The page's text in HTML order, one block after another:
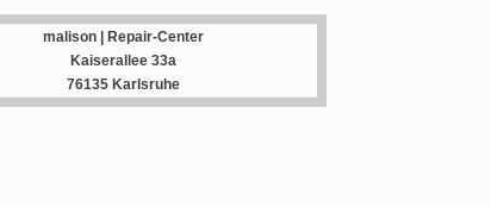
malison | Repair-Center
Kaiserallee 33a
76135 Karlsruhe